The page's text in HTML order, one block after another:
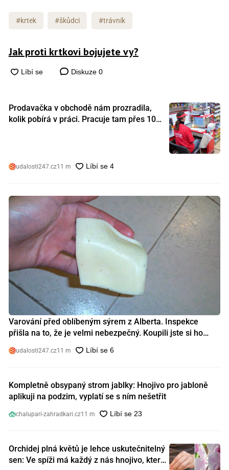
#krtek #škůdci #trávník
Jak proti krtkovi bojujete vy?
Diskuze 0
Prodavačka v obchodě nám prozradila,
kolik pobírá v práci. Pracuje tam přes 10
udalosti247.cz11 m
Varování před oblíbeným sýrem z Alberta. Inspekce
přišla na to, že je velmi nebezpečný. Koupili jste si ho
udalosti247.cz11 m
Kompletně obsypaný strom jablky: Hnojivo pro jabloně
aplikuji na podzim, vyplatí se s ním nešetřit
chalupari-zahradkari.cz11 m
Orchidej plná květů je lehce uskutečnitelný
sen: Ve spíži má každý z nás hnojivo, které